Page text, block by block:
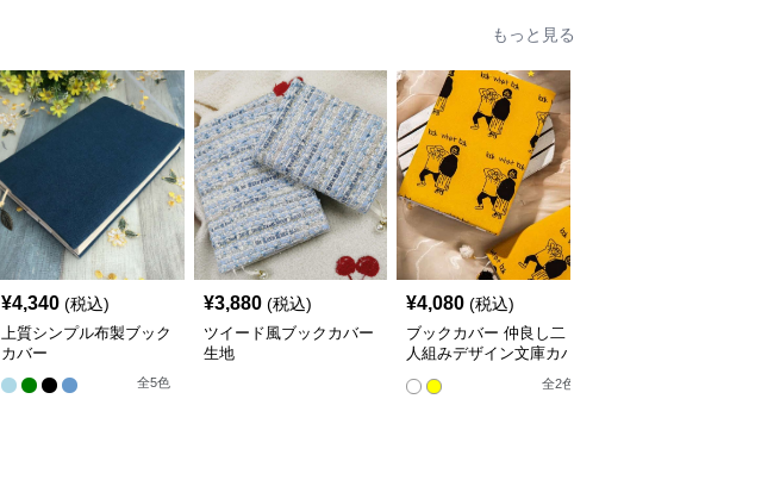
もっと見る
¥4,340 (税込)
上質シンプル布製ブック
カバー
全5色
¥3,880 (税込)
ツイード風ブックカバー
生地
¥4,080 (税込)
ブックカバー 仲良し二
人組みデザイン文庫カバ
全2色